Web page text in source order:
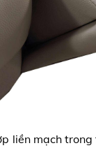
liền mạch